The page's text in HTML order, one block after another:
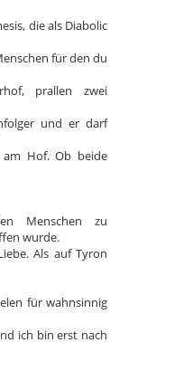
die als Diabolic
für den du
prallen zwei
und er darf
Hof. Ob beide
Menschen zu
wurde.
Als auf Tyron
für wahnsinnig
ich bin erst nach